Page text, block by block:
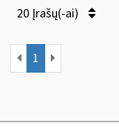
20 Įrašų(-ai)
1